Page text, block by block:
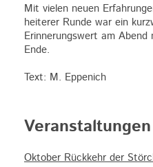
Mit vielen neuen
heiterer Runde war ein
Erinnerungswert am
Ende.
Text: M. Eppenich
Oktober Rückkehr der